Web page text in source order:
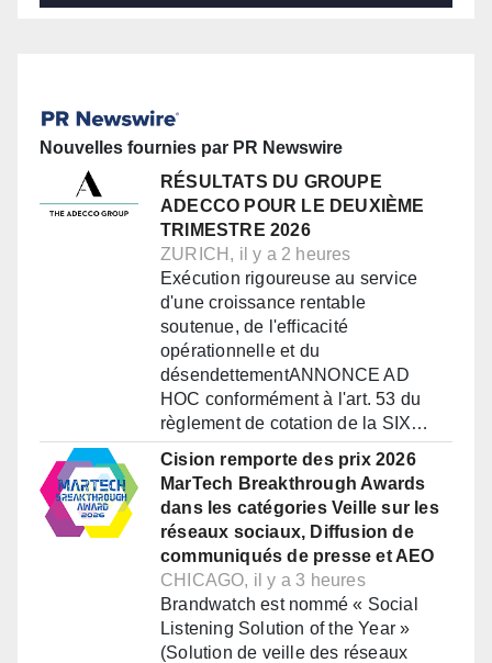
Nouvelles fournies par PR Newswire
RÉSULTATS DU GROUPE
ADECCO POUR LE DEUXIÈME
TRIMESTRE 2026
ZURICH, il y a 2 heures
Exécution rigoureuse au service
d'une croissance rentable
soutenue, de l'efficacité
opérationnelle et du
désendettementANNONCE AD
HOC conformément à l'art. 53 du
règlement de cotation de la SIX…
Cision remporte des prix 2026
MarTech Breakthrough Awards
dans les catégories Veille sur les
réseaux sociaux, Diffusion de
communiqués de presse et AEO
CHICAGO, il y a 3 heures
Brandwatch est nommé « Social
Listening Solution of the Year »
(Solution de veille des réseaux